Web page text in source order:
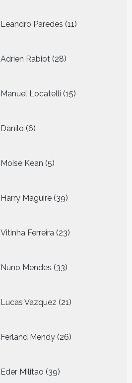
Leandro Paredes 11
producten
Adrien Rabiot 28
producten
Manuel Locatelli 15
producten
Danilo 6
producten
Moise Kean 5
producten
Harry Maguire 39
producten
Vitinha Ferreira 23
producten
Nuno Mendes 33
producten
Lucas Vazquez 21
producten
Ferland Mendy 26
producten
Eder Militao 39
producten